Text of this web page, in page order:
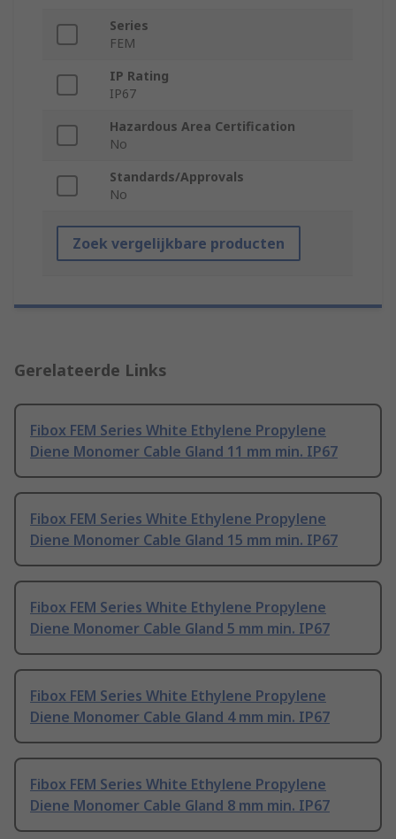
Series
FEM
IP Rating
IP67
Hazardous Area Certification
No
Standards/Approvals
No
Zoek vergelijkbare producten
Gerelateerde Links
Fibox FEM Series White Ethylene Propylene
Diene Monomer Cable Gland 11 mm min. IP67
Fibox FEM Series White Ethylene Propylene
Diene Monomer Cable Gland 15 mm min. IP67
Fibox FEM Series White Ethylene Propylene
Diene Monomer Cable Gland 5 mm min. IP67
Fibox FEM Series White Ethylene Propylene
Diene Monomer Cable Gland 4 mm min. IP67
Fibox FEM Series White Ethylene Propylene
Diene Monomer Cable Gland 8 mm min. IP67